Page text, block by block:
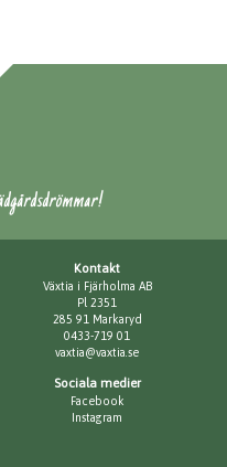
Kontakt
Växtia i Fjärholma AB
Pl 2351
285 91 Markaryd
0433-719 01
vaxtia@vaxtia.se
Sociala medier
Facebook
Instagram